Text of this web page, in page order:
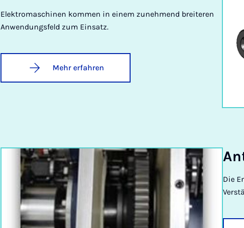
Elektromaschinen kommen in einem zunehmend breiteren
Anwendungsfeld zum Einsatz.
Mehr erfahren
Die